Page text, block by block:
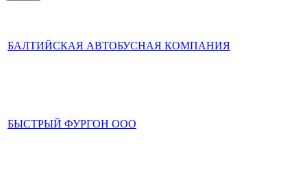
БАЛТИЙСКАЯ АВТОБУСНАЯ КОМПАНИЯ
БЫСТРЫЙ ФУРГОН ООО